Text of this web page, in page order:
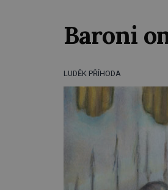
Baroni
LUDĚK PŘÍHODA